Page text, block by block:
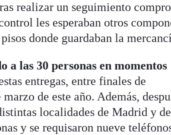
realizar un seguimiento
les esperaban otros
donde guardaban la
a las 30 personas en momentos
entregas, entre finales de
de este año. Además,
localidades de Madrid y de
y se requisaron nueve